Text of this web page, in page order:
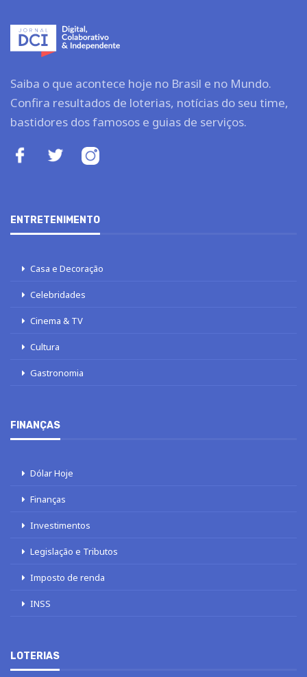
Saiba o que acontece hoje no Brasil e no Mundo.
Confira resultados de loterias, notícias do seu time,
bastidores dos famosos e guias de serviços.
ENTRETENIMENTO
Casa e Decoração
Celebridades
Cinema & TV
Cultura
Gastronomia
FINANÇAS
Dólar Hoje
Finanças
Investimentos
Legislação e Tributos
Imposto de renda
INSS
LOTERIAS